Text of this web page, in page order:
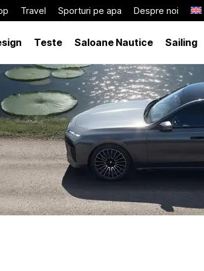
Travel Sporturi pe apa Despre noi
Teste Saloane Nautice Sailing